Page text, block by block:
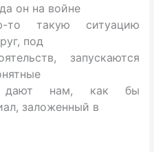
он на войне
то такую ситуацию
под
запускаются
дают нам, как бы
заложенный в